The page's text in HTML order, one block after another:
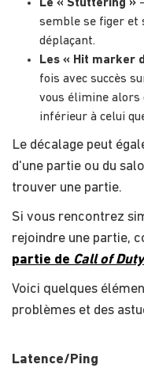
Le « Stuttering »
semble se figer et
déplaçant.
Les « Hit marker
fois avec succès
vous élimine alors
inférieur à celui
Le décalage peut
d'une partie ou du
trouver une partie.
Si vous rencontrez
rejoindre une partie,
partie de Call of
Voici quelques
problèmes et des
Latence/Ping